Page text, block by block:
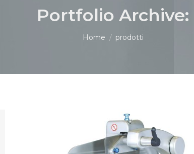
Portfolio Archive:
You are here:
Home prodotti